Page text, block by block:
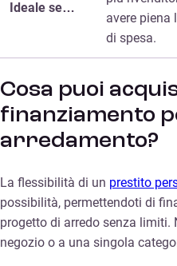
Ideale se…
avere piena
di spesa.
Cosa puoi
finanziamento
arredamento?
La flessibilità di un prestito
possibilità, permettendoti di
progetto di arredo senza
negozio o a una singola